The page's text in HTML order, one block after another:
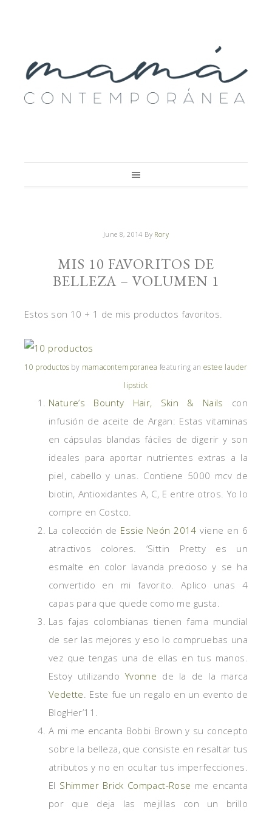
June 8, 2014 By Rory
MIS 10 FAVORITOS DE
BELLEZA – VOLUMEN 1
Estos son 10 + 1 de mis productos favoritos.
10 productosby mamacontemporanea featuring anestee lauder
lipstick
Nature’s Bounty Hair, Skin & Nails con
infusión de aceite de Argan: Estas vitaminas
en cápsulas blandas fáciles de digerir y son
ideales para aportar nutrientes extras a la
piel, cabello y unas. Contiene 5000 mcv de
biotin, Antioxidantes A, C, E entre otros. Yo lo
compre en Costco.
La colección de Essie Neón 2014 viene en 6
atractivos colores. ‘Sittin Pretty es un
esmalte en color lavanda precioso y se ha
convertido en mi favorito. Aplico unas 4
capas para que quede como me gusta.
Las fajas colombianas tienen fama mundial
de ser las mejores y eso lo compruebas una
vez que tengas una de ellas en tus manos.
Estoy utilizandoYvonne de la de la marca
Vedette. Este fue un regalo en un evento de
BlogHer’11.
A mi me encanta Bobbi Brown y su concepto
sobre la belleza, que consiste en resaltar tus
atributos y no en ocultar tus imperfecciones.
El Shimmer Brick Compact-Rose me encanta
por que deja las mejillas con un brillo